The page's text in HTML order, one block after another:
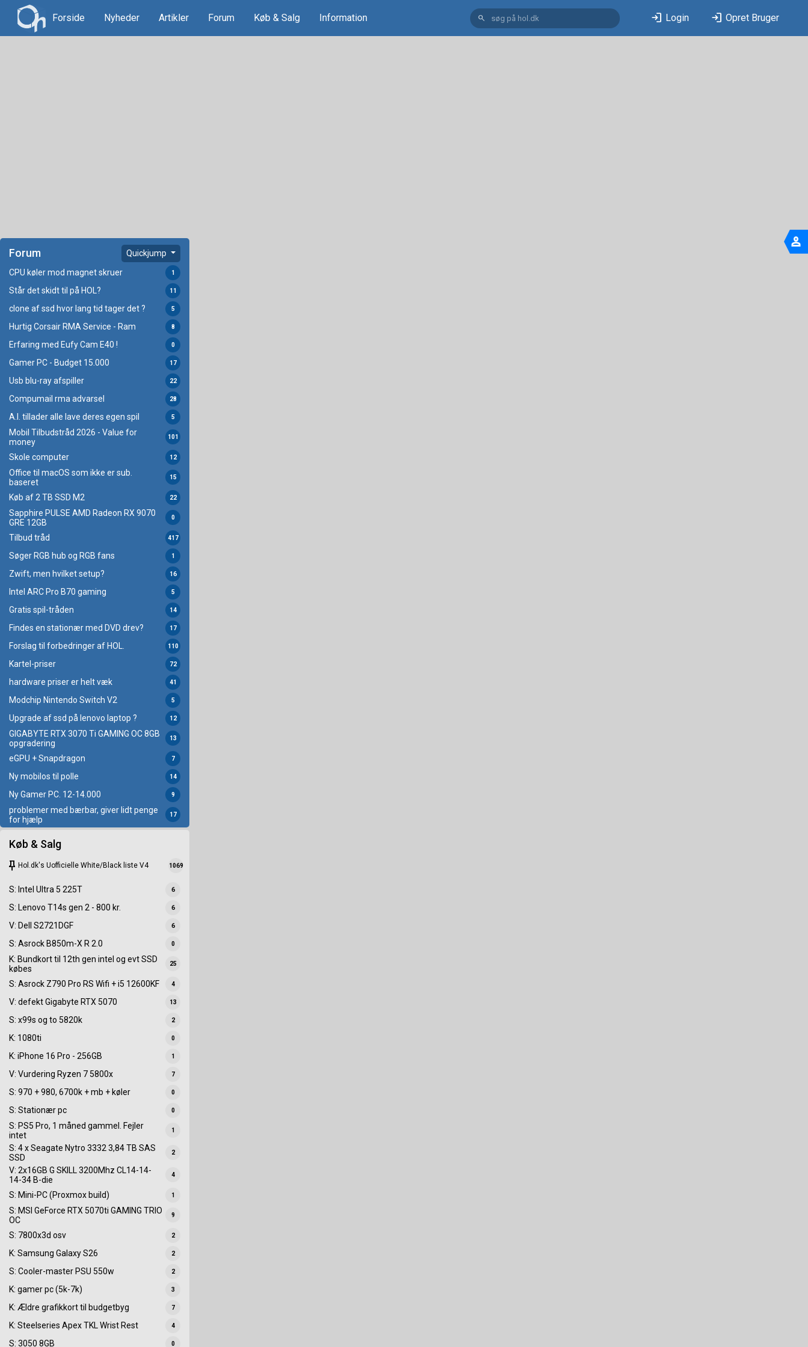
Forside Nyheder Artikler Forum Køb & Salg Information search login Login login Opret Bruger
Forum Quickjump
CPU køler mod magnet skruer 1
Står det skidt til på HOL? 11
clone af ssd hvor lang tid tager det ? 5
Hurtig Corsair RMA Service - Ram 8
Erfaring med Eufy Cam E40 ! 0
Gamer PC - Budget 15.000 17
Usb blu-ray afspiller 22
Compumail rma advarsel 28
A.I. tillader alle lave deres egen spil 5
Mobil Tilbudstråd 2026 - Value for
money
101
Skole computer 12
Office til macOS som ikke er sub.
baseret
15
Køb af 2 TB SSD M2 22
Sapphire PULSE AMD Radeon RX 9070
GRE 12GB
0
Tilbud tråd 417
Søger RGB hub og RGB fans 1
Zwift, men hvilket setup? 16
Intel ARC Pro B70 gaming 5
Gratis spil-tråden 14
Findes en stationær med DVD drev? 17
Forslag til forbedringer af HOL. 110
Kartel-priser 72
hardware priser er helt væk 41
Modchip Nintendo Switch V2 5
Upgrade af ssd på lenovo laptop ? 12
GIGABYTE RTX 3070 Ti GAMING OC 8GB
opgradering
13
eGPU + Snapdragon 7
Ny mobilos til polle 14
Ny Gamer PC. 12-14.000 9
problemer med bærbar, giver lidt penge
for hjælp
17
Køb & Salg
keep Hol.dk's Uofficielle White/Black liste V4 1069
S: Intel Ultra 5 225T 6
S: Lenovo T14s gen 2 - 800 kr. 6
V: Dell S2721DGF 6
S: Asrock B850m-X R 2.0 0
K: Bundkort til 12th gen intel og evt SSD
købes
25
S: Asrock Z790 Pro RS Wifi + i5 12600KF 4
V: defekt Gigabyte RTX 5070 13
S: x99s og to 5820k 2
K: 1080ti 0
K: iPhone 16 Pro - 256GB 1
V: Vurdering Ryzen 7 5800x 7
S: 970 + 980, 6700k + mb + køler 0
S: Stationær pc 0
S: PS5 Pro, 1 måned gammel. Fejler
intet
1
S: 4 x Seagate Nytro 3332 3,84 TB SAS
SSD
2
V: 2x16GB G SKILL 3200Mhz CL14-14-
14-34 B-die
4
S: Mini-PC (Proxmox build) 1
S: MSI GeForce RTX 5070ti GAMING TRIO
OC
9
S: 7800x3d osv 2
K: Samsung Galaxy S26 2
S: Cooler-master PSU 550w 2
K: gamer pc (5k-7k) 3
K: Ældre grafikkort til budgetbyg 7
K: Steelseries Apex TKL Wrist Rest 4
S: 3050 8GB 0
person